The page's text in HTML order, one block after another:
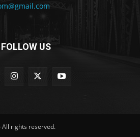
FOLLOW US
rights reserved.